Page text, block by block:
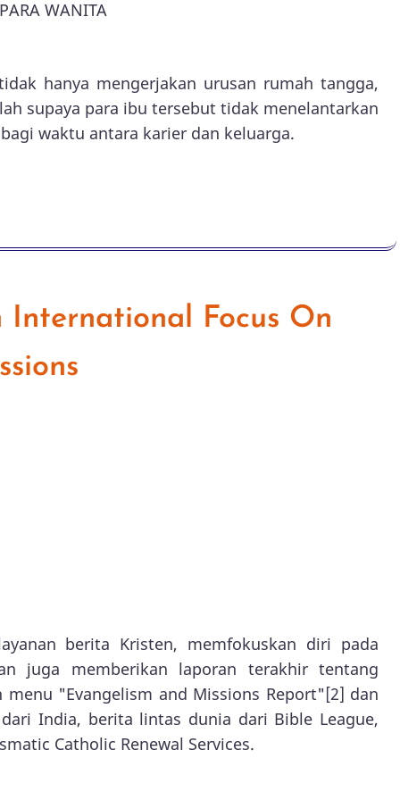
WANITA
hanya mengerjakan urusan rumah tangga,
supaya para ibu tersebut tidak menelantarkan
waktu antara karier dan keluarga.
International Focus On
berita Kristen, memfokuskan diri pada
juga memberikan laporan terakhir tentang
"Evangelism and Missions Report"[2] dan
India, berita lintas dunia dari Bible League,
Catholic Renewal Services.